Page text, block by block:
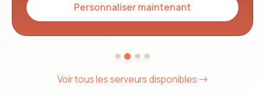
Personnaliser maintenant
Voir tous les serveurs disponibles